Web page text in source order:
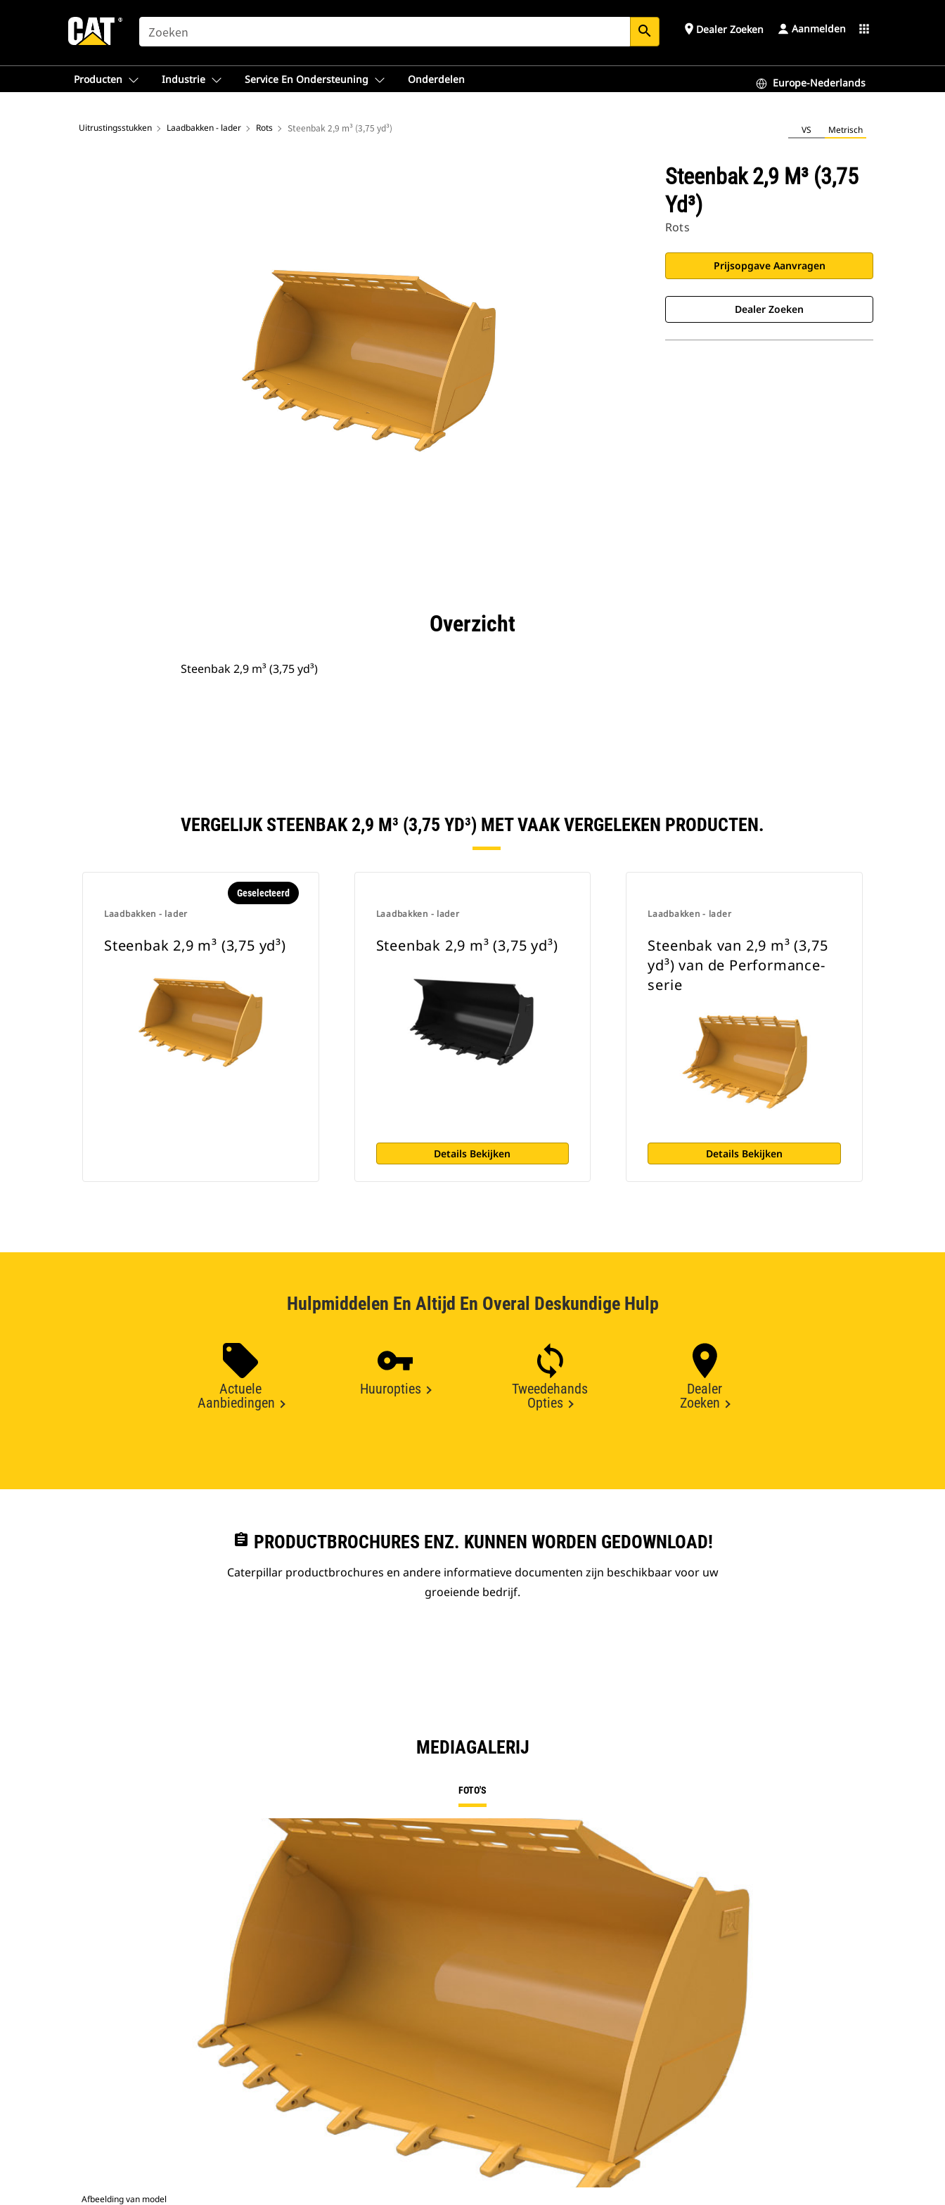
SEARCH search place Dealer Zoeken Aanmelden apps
Producten Industrie Service En Ondersteuning Onderdelen Europe-Nederlands
Uitrustingsstukken Laadbakken - lader Rots Steenbak 2,9 m³ (3,75 yd³) VS Metrisch
Steenbak 2,9 M³ (3,75
Yd³)
Rots
Prijsopgave Aanvragen
Dealer Zoeken
Overzicht
Steenbak 2,9 m³ (3,75 yd³)
VERGELIJK STEENBAK 2,9 M³ (3,75 YD³) MET VAAK VERGELEKEN PRODUCTEN.
Laadbakken - lader
Geselecteerd
Steenbak 2,9 m³ (3,75 yd³)
Laadbakken - lader
Steenbak 2,9 m³ (3,75 yd³)
Details Bekijken
Laadbakken - lader
Steenbak van 2,9 m³ (3,75
yd³) van de Performance-
serie
Details Bekijken
Hulpmiddelen En Altijd En Overal Deskundige Hulp
Actuele
Aanbiedingen
Huuropties
Tweedehands
Opties
Dealer
Zoeken
assignment PRODUCTBROCHURES ENZ. KUNNEN WORDEN GEDOWNLOAD!
Caterpillar productbrochures en andere informatieve documenten zijn beschikbaar voor uw
groeiende bedrijf.
MEDIAGALERIJ
FOTO'S
Afbeelding van model